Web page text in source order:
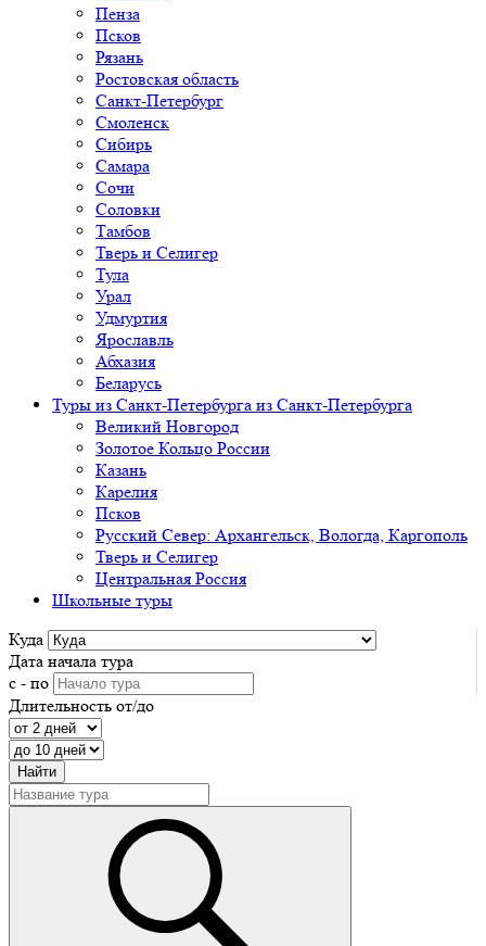
Пенза
Псков
Рязань
Ростовская область
Санкт-Петербург
Смоленск
Сибирь
Самара
Сочи
Соловки
Тамбов
Тверь и Селигер
Тула
Урал
Удмуртия
Ярославль
Абхазия
Беларусь
Туры из Санкт-Петербурга из Санкт-Петербурга
Великий Новгород
Золотое Кольцо России
Казань
Карелия
Псков
Русский Север: Архангельск, Вологда, Каргополь
Тверь и Селигер
Центральная Россия
Школьные туры
Куда
Дата начала тура
с - по
Длительность от/до